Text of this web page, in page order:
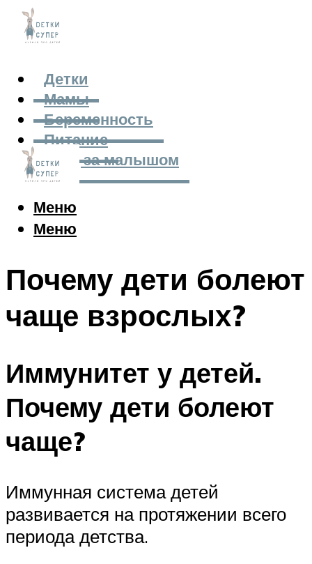
Детки
Мамы
Беременность
Питание
Уход за малышом
Меню
Меню
Почему дети болеют
чаще взрослых?
Иммунитет у детей.
Почему дети болеют
чаще?
Иммунная система детей
развивается на протяжении всего
периода детства.